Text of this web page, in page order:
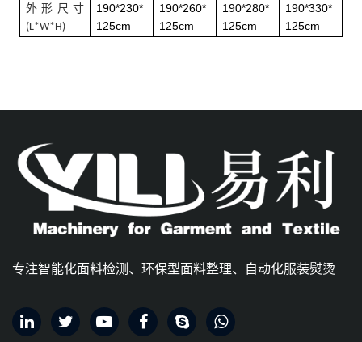
外形尺寸
(L*W*H)
190*230*
125cm
190*260*
125cm
190*280*
125cm
190*330*
125cm
专注智能化面料检测、环保型面料整理、自动化服装熨烫